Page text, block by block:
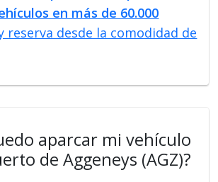
en más de 60.000
reserva desde la comodidad de
aparcar mi vehículo
de Aggeneys (AGZ)?